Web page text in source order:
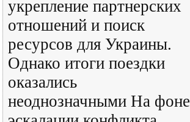
укрепление партнерских
отношений и поиск
ресурсов для Украины.
Однако итоги поездки
оказались
неоднозначными На фоне